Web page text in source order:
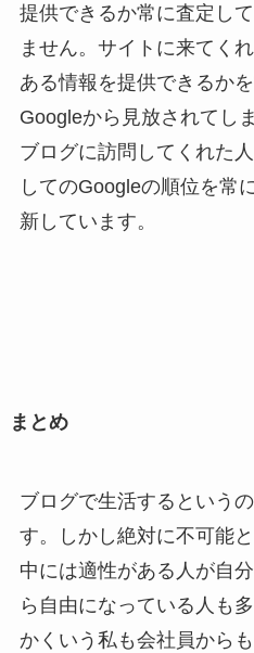
提供できるか常に査定し
ません。サイトに来てく
ある情報を提供できるか
Googleから見放されてし
ブログに訪問してくれた
してのGoogleの順位を常
新しています。
まとめ
ブログで生活するという
す。しかし絶対に不可能
中には適性がある人が自
ら自由になっている人も
かくいう私も会社員から